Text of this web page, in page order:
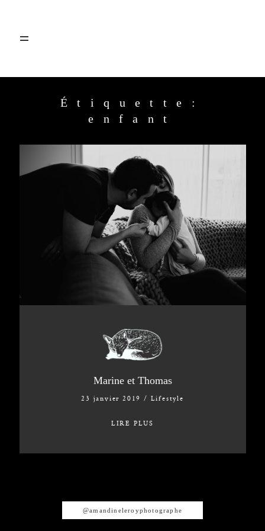
Étiquette:
enfant
Marine et Thomas
23 janvier 2019 / Lifestyle
LIRE PLUS
A PROPOS
CONTACT
© AMANDINE LEROY
@amandineleroyphotographe